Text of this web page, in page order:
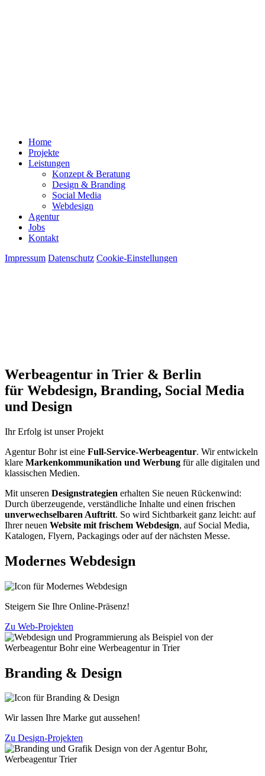
Home
Projekte
Leistungen
Konzept & Beratung
Design & Branding
Social Media
Webdesign
Agentur
Jobs
Kontakt
Impressum Datenschutz Cookie-Einstellungen
Werbeagentur in Trier & Berlin
für Webdesign, Branding, Social Media
und Design
Ihr Erfolg ist unser Projekt
Agentur Bohr ist eine Full-Service-Werbeagentur. Wir entwickeln
klare Markenkommunikation und Werbung für alle digitalen und
klassischen Medien.
Mit unseren Designstrategien erhalten Sie neuen Rückenwind:
Durch überzeugende, verständliche Inhalte und einen frischen
unverwechselbaren Auftritt. So wird Sichtbarkeit ganz leicht: auf
Ihrer neuen Website mit frischem Webdesign, auf Social Media,
Katalogen, Flyern, Packagings oder auf der nächsten Messe.
Modernes Webdesign
Steigern Sie Ihre Online-Präsenz!
Zu Web-Projekten
Branding & Design
Wir lassen Ihre Marke gut aussehen!
Zu Design-Projekten